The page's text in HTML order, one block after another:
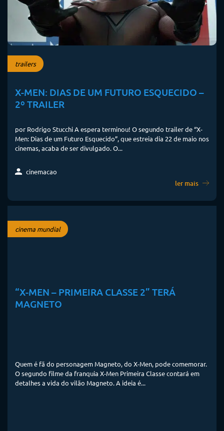
trailers
X-MEN: DIAS DE UM FUTURO ESQUECIDO –
2º TRAILER
por Rodrigo Stucchi A espera terminou! O segundo trailer de “X-
Men: Dias de um Futuro Esquecido”, que estreia dia 22 de maio nos
cinemas, acaba de ser divulgado. O...
cinemacao
ler mais
cinema mundial
“X-MEN – PRIMEIRA CLASSE 2” TERÁ
MAGNETO
Quem é fã do personagem Magneto, do X-Men, pode comemorar.
O segundo filme da franquia X-Men Primeira Classe contará em
detalhes a vida do vilão Magneto. A ideia é...